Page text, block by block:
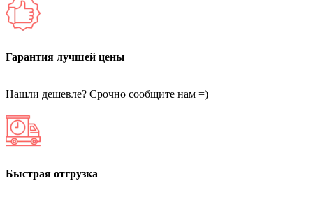
Гарантия лучшей цены
Нашли дешевле? Срочно сообщите нам =)
Быстрая отгрузка